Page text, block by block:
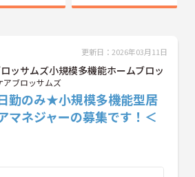
更新日：2026年03月11日
ッサムズ小規模多機能ホームブロッ
アブロッサムズ
勤のみ★小規模多機能型居
マネジャーの募集です！＜